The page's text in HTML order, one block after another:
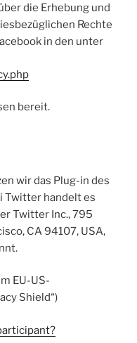
die Erhebung und
Rechte
in den unter
bereit.
wir das Plug-in des
Twitter handelt es
Twitter Inc., 795
CA 94107, USA,
EU-US-
Shield“)